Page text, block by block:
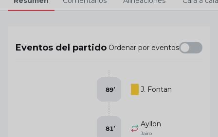
Eventos del partido Ordenar por eventos
J. Fontan
89’
Ayllon
Jairo
81’